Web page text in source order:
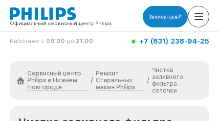
Официальный сервисный центр Philips
Записаться
Работаем с 09:00 до 21:00 +7 (831) 238-94-25
Сервисный центр
Philips в Нижнем
Новгороде
/
Ремонт
Стиральных
машин Philips
/
Чистка
заливного
фильтра-
сеточки